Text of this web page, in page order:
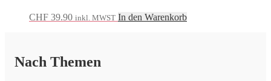
CHF 39.90 inkl. MWST In den Warenkorb
Nach Themen